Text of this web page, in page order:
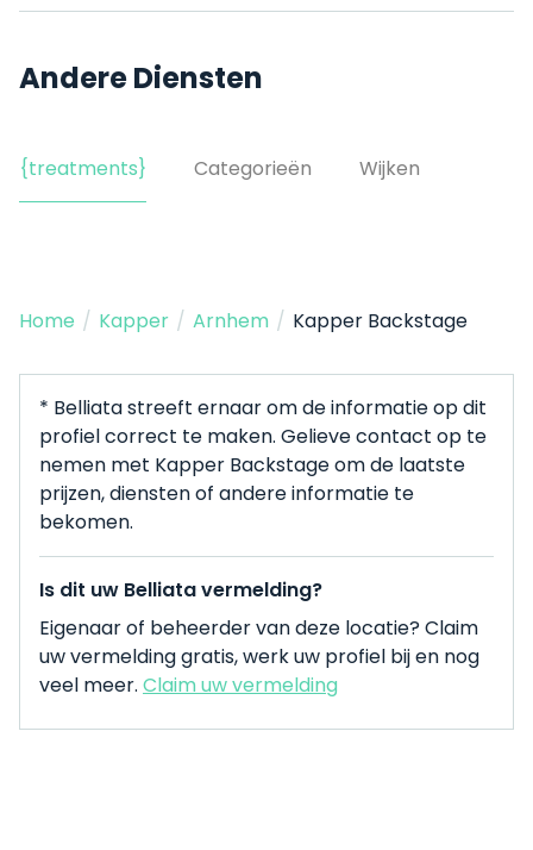
Andere Diensten
{treatments} Categorieën Wijken
Home / Kapper / Arnhem / Kapper Backstage
* Belliata streeft ernaar om de informatie op dit
profiel correct te maken. Gelieve contact op te
nemen met Kapper Backstage om de laatste
prijzen, diensten of andere informatie te
bekomen.
Is dit uw Belliata vermelding?
Eigenaar of beheerder van deze locatie? Claim
uw vermelding gratis, werk uw profiel bij en nog
veel meer. Claim uw vermelding